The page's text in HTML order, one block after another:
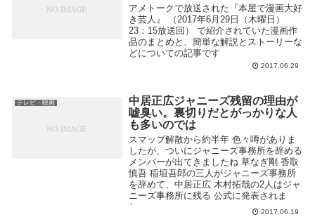
アメトークで放送された『本屋で漫画大好
き芸人』 （2017年6月29日（木曜日）
23：15放送回） で紹介されていた漫画作
品のまとめと、簡単な解説とストーリーな
どについての記事です
2017.06.29
テレビ・映画
中居正広ジャニーズ残留の理由が
嘘臭い。裏切りだとがっかりな人
も多いのでは
スマップ解散から約半年 色々噂がありま
したが、ついにジャニーズ事務所を辞める
メンバーが出てきましたね 草なぎ剛 香取
慎吾 稲垣吾郎の三人がジャニーズ事務所
を辞めて、中居正広 木村拓哉の2人はジャ
ニーズ事務所に残る 公式に発表されま
し...
2017.06.19